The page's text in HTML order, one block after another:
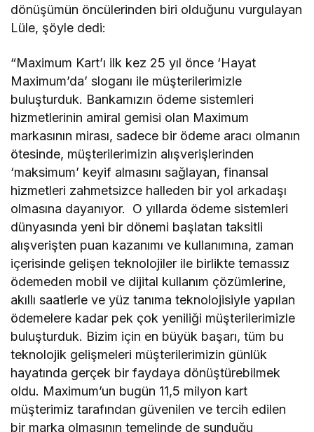
dönüşümün öncülerinden biri olduğunu vurgulayan
Lüle, şöyle dedi:
“Maximum Kart’ı ilk kez 25 yıl önce ‘Hayat
Maximum’da’ sloganı ile müşterilerimizle
buluşturduk. Bankamızın ödeme sistemleri
hizmetlerinin amiral gemisi olan Maximum
markasının mirası, sadece bir ödeme aracı olmanın
ötesinde, müşterilerimizin alışverişlerinden
‘maksimum’ keyif almasını sağlayan, finansal
hizmetleri zahmetsizce halleden bir yol arkadaşı
olmasına dayanıyor. O yıllarda ödeme sistemleri
dünyasında yeni bir dönemi başlatan taksitli
alışverişten puan kazanımı ve kullanımına, zaman
içerisinde gelişen teknolojiler ile birlikte temassız
ödemeden mobil ve dijital kullanım çözümlerine,
akıllı saatlerle ve yüz tanıma teknolojisiyle yapılan
ödemelere kadar pek çok yeniliği müşterilerimizle
buluşturduk. Bizim için en büyük başarı, tüm bu
teknolojik gelişmeleri müşterilerimizin günlük
hayatında gerçek bir faydaya dönüştürebilmek
oldu. Maximum’un bugün 11,5 milyon kart
müşterimiz tarafından güvenilen ve tercih edilen
bir marka olmasının temelinde de sunduğu